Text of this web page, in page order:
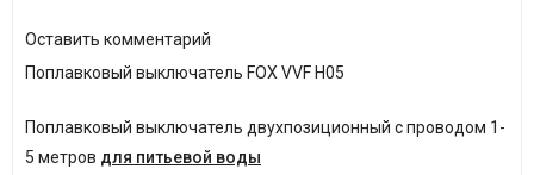
Оставить комментарий
Поплавковый выключатель FOX VVF H05
Поплавковый выключатель двухпозиционный с проводом 1-
5 метров для питьевой воды